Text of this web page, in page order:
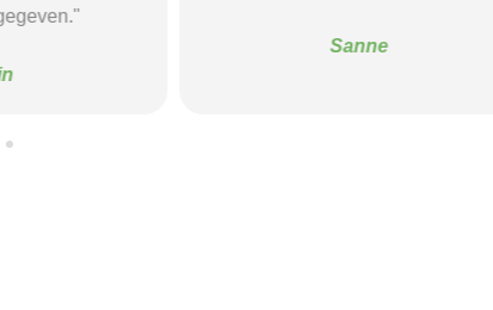
Sanne